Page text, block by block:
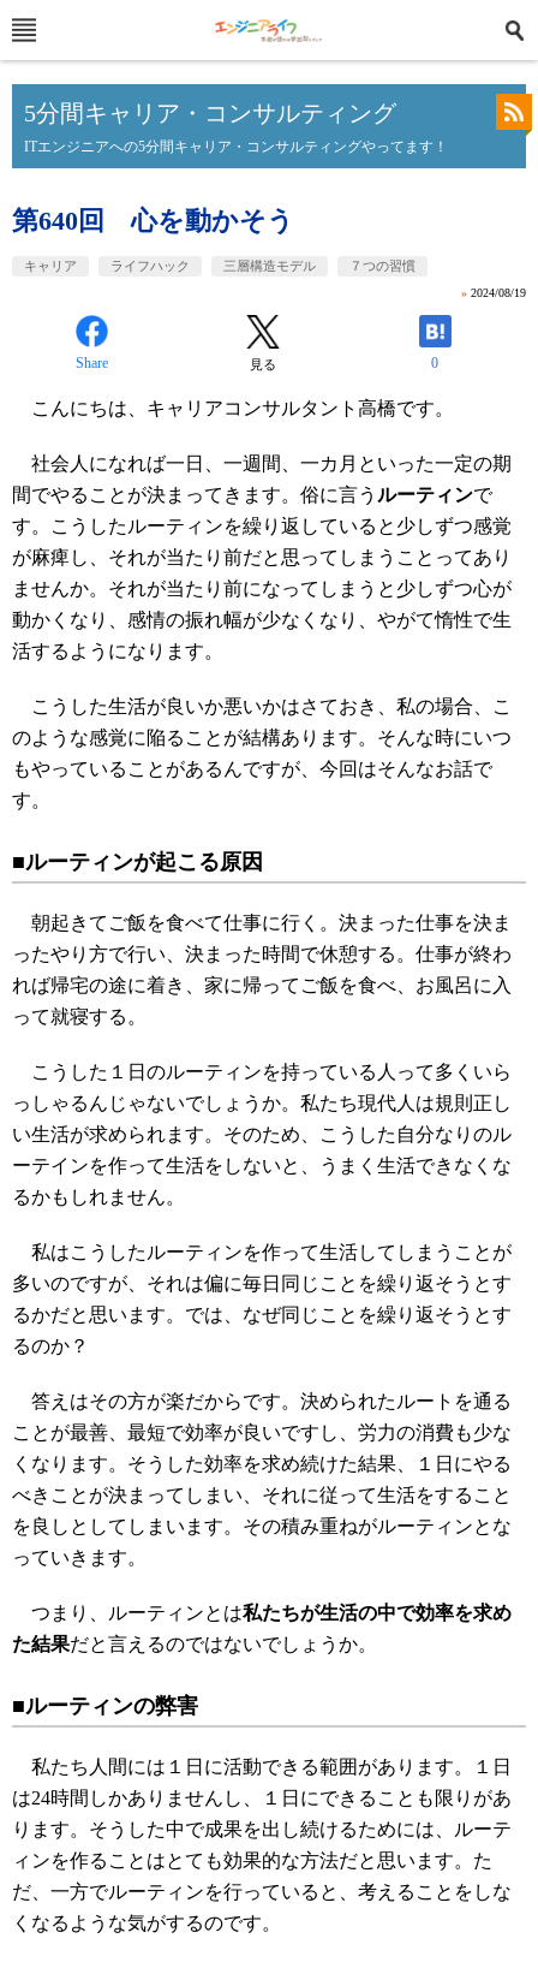
5分間キャリア・コンサルティング
ITエンジニアへの5分間キャリア・コンサルティングやってます！
第640回 心を動かそう
キャリア ライフハック 三層構造モデル ７つの習慣
» 2024/08/19
Share 見る 0
こんにちは、キャリアコンサルタント高橋です。
社会人になれば一日、一週間、一カ月といった一定の期
間でやることが決まってきます。俗に言う ルーティンで
す。こうしたルーティンを繰り返していると少しずつ感覚
が麻痺し、それが当たり前だと思ってしまうことってあり
ませんか。それが当たり前になってしまうと少しずつ心が
動かくなり、感情の振れ幅が少なくなり、やがて惰性で生
活するようになります。
こうした生活が良いか悪いかはさておき、私の場合、こ
のような感覚に陥ることが結構あります。そんな時にいつ
もやっていることがあるんですが、今回はそんなお話で
す。
■ルーティンが起こる原因
朝起きてご飯を食べて仕事に行く。決まった仕事を決ま
ったやり方で行い、決まった時間で休憩する。仕事が終わ
れば帰宅の途に着き、家に帰ってご飯を食べ、お風呂に入
って就寝する。
こうした１日のルーティンを持っている人って多くいら
っしゃるんじゃないでしょうか。私たち現代人は規則正し
い生活が求められます。そのため、こうした自分なりのル
ーテインを作って生活をしないと、うまく生活できなくな
るかもしれません。
私はこうしたルーティンを作って生活してしまうことが
多いのですが、それは偏に毎日同じことを繰り返そうとす
るかだと思います。では、なぜ同じことを繰り返そうとす
るのか？
答えはその方が楽だからです。決められたルートを通る
ことが最善、最短で効率が良いですし、労力の消費も少な
くなります。そうした効率を求め続けた結果、１日にやる
べきことが決まってしまい、それに従って生活をすること
を良しとしてしまいます。その積み重ねがルーティンとな
っていきます。
つまり、ルーティンとは私たちが生活の中で効率を求め
た結果だと言えるのではないでしょうか。
■ルーティンの弊害
私たち人間には１日に活動できる範囲があります。１日
は24時間しかありませんし、１日にできることも限りがあ
ります。そうした中で成果を出し続けるためには、ルーテ
ィンを作ることはとても効果的な方法だと思います。た
だ、一方でルーティンを行っていると、考えることをしな
くなるような気がするのです。